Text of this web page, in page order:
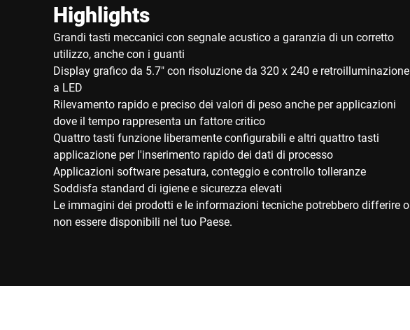
Highlights
Grandi tasti meccanici con segnale acustico a garanzia di un corretto
utilizzo, anche con i guanti
Display grafico da 5.7" con risoluzione da 320 x 240 e retroilluminazione
a LED
Rilevamento rapido e preciso dei valori di peso anche per applicazioni
dove il tempo rappresenta un fattore critico
Quattro tasti funzione liberamente configurabili e altri quattro tasti
applicazione per l'inserimento rapido dei dati di processo
Applicazioni software pesatura, conteggio e controllo tolleranze
Soddisfa standard di igiene e sicurezza elevati
Le immagini dei prodotti e le informazioni tecniche potrebbero differire o
non essere disponibili nel tuo Paese.